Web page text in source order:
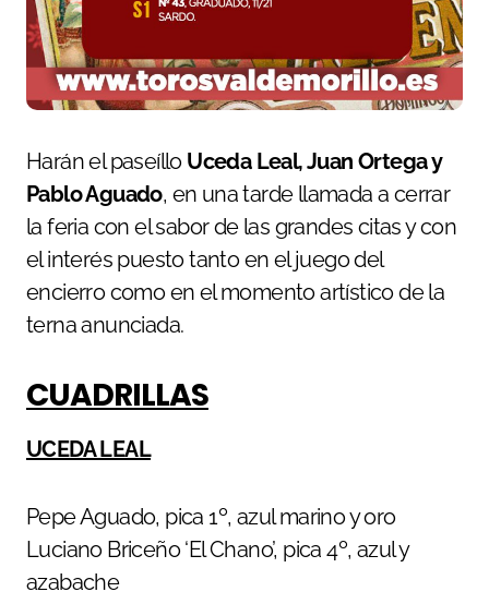
Harán el paseíllo Uceda Leal, Juan Ortega y
Pablo Aguado, en una tarde llamada a cerrar
la feria con el sabor de las grandes citas y con
el interés puesto tanto en el juego del
encierro como en el momento artístico de la
terna anunciada.
CUADRILLAS
UCEDA LEAL
Pepe Aguado, pica 1º, azul marino y oro
Luciano Briceño ‘El Chano’, pica 4º, azul y
azabache